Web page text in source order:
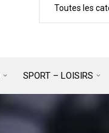
SPORT – LOISIRS